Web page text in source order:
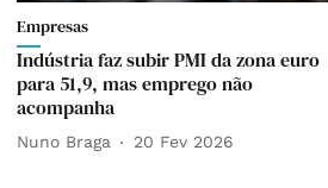
Empresas
Indústria faz subir PMI da zona euro
para 51,9, mas emprego não
acompanha
Nuno Braga 20 Fev 2026